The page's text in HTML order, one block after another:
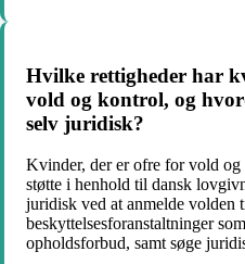
Hvilke rettigheder har
vold og kontrol, og
selv juridisk?
Kvinder, der er ofre for vold
støtte i henhold til dansk
juridisk ved at anmelde volden
beskyttelsesforanstaltninger
opholdsforbud, samt søge